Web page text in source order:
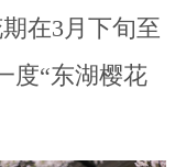
在3月下旬至
度“东湖樱花